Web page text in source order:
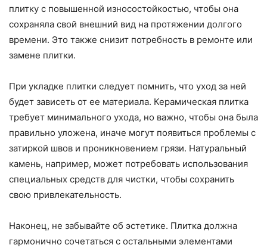
плитку с повышенной износостойкостью, чтобы она
сохраняла свой внешний вид на протяжении долгого
времени. Это также снизит потребность в ремонте или
замене плитки.
При укладке плитки следует помнить, что уход за ней
будет зависеть от ее материала. Керамическая плитка
требует минимального ухода, но важно, чтобы она была
правильно уложена, иначе могут появиться проблемы с
затиркой швов и проникновением грязи. Натуральный
камень, например, может потребовать использования
специальных средств для чистки, чтобы сохранить
свою привлекательность.
Наконец, не забывайте об эстетике. Плитка должна
гармонично сочетаться с остальными элементами